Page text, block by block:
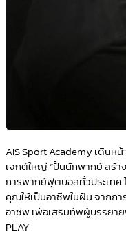
AIS Sport Academy เดินห
เจกต์ใหญ่ “ปั้นนักพากย์ สร้
การพากย์ฟุตบอลทั่วประเทศ
คุณให้เป็นอาชีพในฝัน จากก
อาชีพ เพื่อเสริมทัพผู้บรรยา
PLAY